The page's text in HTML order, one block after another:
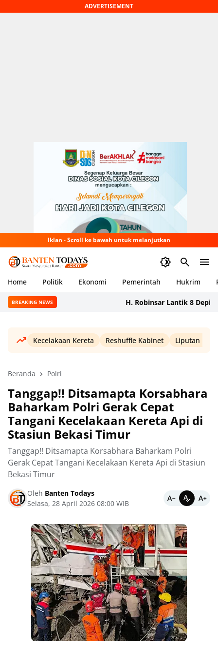
ADVERTISEMENT
Iklan - Scroll ke bawah untuk melanjutkan
Home Politik Ekonomi Pemerintah Hukrim
BREAKING NEWS H. Robinsar Lantik 8 Depicab
Kecelakaan Kereta Reshuffle Kabinet Liputan Haji
Beranda Polri
Tanggap!! Ditsamapta Korsabhara
Baharkam Polri Gerak Cepat
Tangani Kecelakaan Kereta Api di
Stasiun Bekasi Timur
Tanggap!! Ditsamapta Korsabhara Baharkam Polri
Gerak Cepat Tangani Kecelakaan Kereta Api di Stasiun
Bekasi Timur
Oleh Banten Todays
Selasa, 28 April 2026 08:00 WIB